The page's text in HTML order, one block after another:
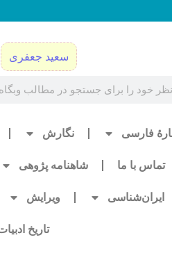
سعید جعفری
فارسی نگارش
تماس با ما شاهنامه پژوهی
ایران‌شناسی ویرایش
تاریخ